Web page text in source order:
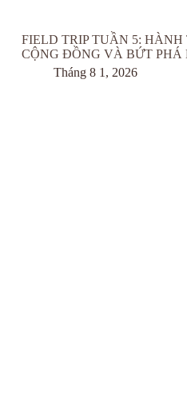
FIELD TRIP TUẦN 5:
CỘNG ĐỒNG VÀ BỨT PHÁ
Tháng 8 1, 2026